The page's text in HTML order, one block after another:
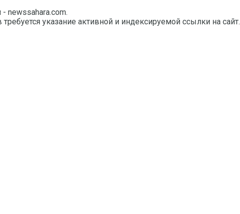
newssahara.com.
указание активной и индексируемой ссылки на сайт.